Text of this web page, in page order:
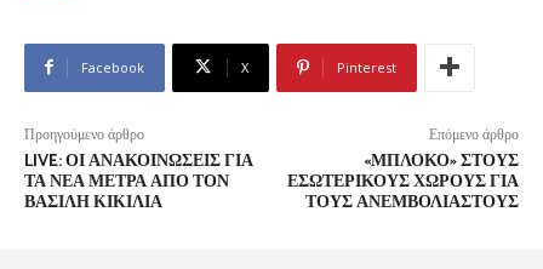
Facebook X Pinterest
Προηγούμενο άρθρο
LIVE: ΟΙ ΑΝΑΚΟΙΝΏΣΕΙΣ ΓΙΑ
ΤΑ ΝΈΑ ΜΈΤΡΑ ΑΠΌ ΤΟΝ
ΒΑΣΊΛΗ ΚΙΚΊΛΙΑ
Επόμενο άρθρο
«ΜΠΛΌΚΟ» ΣΤΟΥΣ
ΕΣΩΤΕΡΙΚΟΎΣ ΧΏΡΟΥΣ ΓΙΑ
ΤΟΥΣ ΑΝΕΜΒΟΛΊΑΣΤΟΥΣ